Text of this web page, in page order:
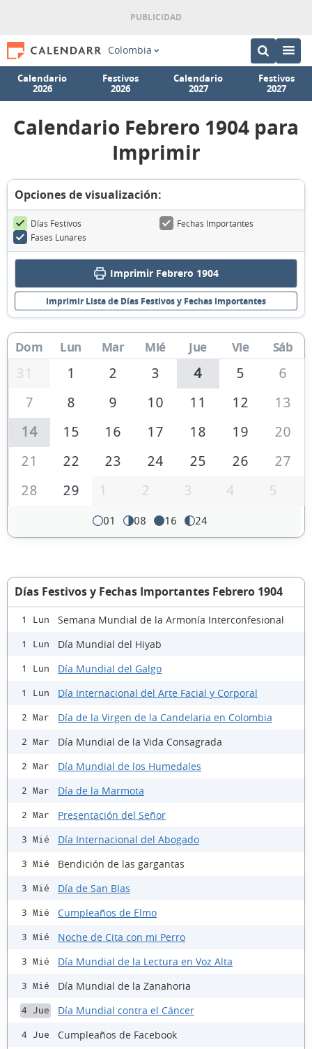
Colombia
Calendario
2026
Festivos
2026
Calendario
2027
Festivos
2027
Calendario Febrero 1904 para
Imprimir
Opciones de visualización:
Días Festivos
Fechas Importantes
Fases Lunares
Imprimir Febrero 1904
Imprimir Lista de Días Festivos y Fechas Importantes
Dom Lun Mar Mié Jue Vie Sáb
31 1 2 3 4 5
6
7
8 9 10 11 12
13
14
15 16 17 18 19
20
21
22 23 24 25 26
27
28
29 1 2 3 4 5
01 08 16 24
Días Festivos y Fechas Importantes Febrero 1904
1 Lun Semana Mundial de la Armonía Interconfesional
1 Lun Día Mundial del Hiyab
1 Lun Día Mundial del Galgo
1 Lun Día Internacional del Arte Facial y Corporal
2 Mar Día de la Virgen de la Candelaria en Colombia
2 Mar Día Mundial de la Vida Consagrada
2 Mar Día Mundial de los Humedales
2 Mar Día de la Marmota
2 Mar Presentación del Señor
3 Mié Día Internacional del Abogado
3 Mié Bendición de las gargantas
3 Mié Día de San Blas
3 Mié Cumpleaños de Elmo
3 Mié Noche de Cita con mi Perro
3 Mié Día Mundial de la Lectura en Voz Alta
3 Mié Día Mundial de la Zanahoria
4 Jue Día Mundial contra el Cáncer
4 Jue Cumpleaños de Facebook